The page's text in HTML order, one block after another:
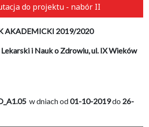
do projektu - nabór II
AKADEMICKI 2019/2020
i Nauk o Zdrowiu, ul. IX Wieków
w dniach od01-10-2019do 26-